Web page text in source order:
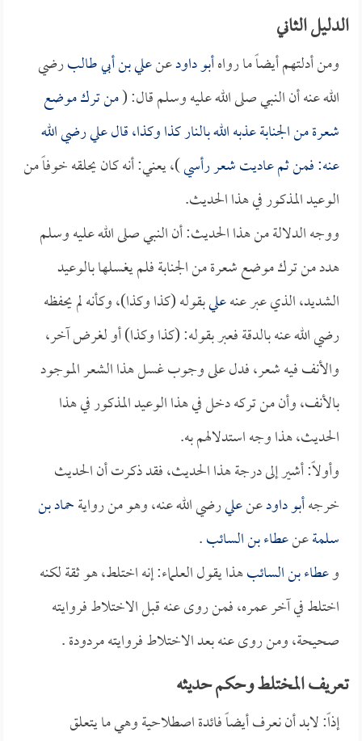
الدليل الثاني
ومن أدلتهم أيضاً ما رواهأبو داودعنعلي بن أبي طالبرضي
الله عنه أن النبي صلى الله عليه وسلم قال: (من ترك موضع
شعرة من الجنابة عذبه الله بالنار كذا وكذا، قالعليرضي الله
عنه: فمن ثم عاديت شعر رأسي)، يعني: أنه كان يحلقه خوفاً من
الوعيد المذكور في هذا الحديث.
ووجه الدلالة من هذا الحديث: أن النبي صلى الله عليه وسلم
هدد من ترك موضع شعرة من الجنابة فلم يغسلها بالوعيد
الشديد، الذي عبر عنهعليبقوله (كذا وكذا)، وكأنه لم يحفظه
رضي الله عنه بالدقة فعبر بقوله: (كذا وكذا) أو لغرض آخر،
والأنف فيه شعر، فدل على وجوب غسل هذا الشعر الموجود
بالأنف، وأن من تركه دخل في هذا الوعيد المذكور في هذا
الحديث، هذا وجه استدلالهم به.
وأولاً: أشير إلى درجة هذا الحديث، فقد ذكرت أن الحديث
خرجهأبو داودعنعليرضي الله عنه، وهو من روايةحماد بن
سلمةعنعطاء بن السائب.
وعطاء بن السائبهذا يقول العلماء: إنه اختلط، هو ثقة لكنه
اختلط في آخر عمره، فمن روى عنه قبل الاختلاط فروايته
صحيحة، ومن روى عنه بعد الاختلاط فروايته مردودة .
تعريف المختلط وحكم حديثه
إذاً: لابد أن نعرف أيضاً فائدة اصطلاحية وهي ما يتعلق